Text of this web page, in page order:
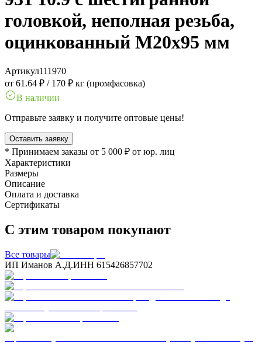
головкой, неполная резьба,
оцинкованный M20x95 мм
Артикул111970
от 61.64 ₽ / 170 ₽ кг (промфасовка)
В наличии
Отправьте заявку и получите оптовые цены!
Оставить заявку
* Принимаем заказы от 5 000 ₽ от юр. лиц
Характеристики
Размеры
Описание
Оплата и доставка
Сертификаты
С этим товаром покупают
Все товары
ИП Иманов А.Д.ИНН 615426857702